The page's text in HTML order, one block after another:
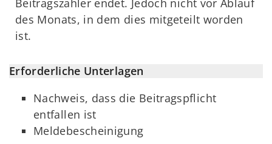
Beitragszahler endet. Jedoch nicht vor Ablauf
des Monats, in dem dies mitgeteilt worden
ist.
Erforderliche Unterlagen
Nachweis, dass die Beitragspflicht
entfallen ist
Meldebescheinigung